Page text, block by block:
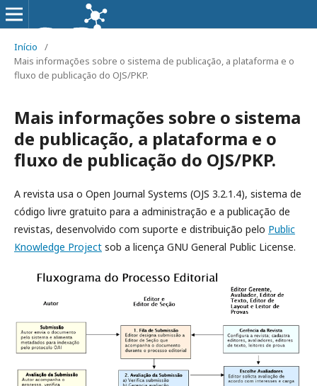
Início
/
Mais informações sobre o sistema de publicação, a plataforma e o
fluxo de publicação do OJS/PKP.
Mais informações sobre o sistema
de publicação, a plataforma e o
fluxo de publicação do OJS/PKP.
A revista usa o Open Journal Systems (OJS 3.2.1.4), sistema de
código livre gratuito para a administração e a publicação de
revistas, desenvolvido com suporte e distribuição pelo Public
Knowledge Project sob a licença GNU General Public License.